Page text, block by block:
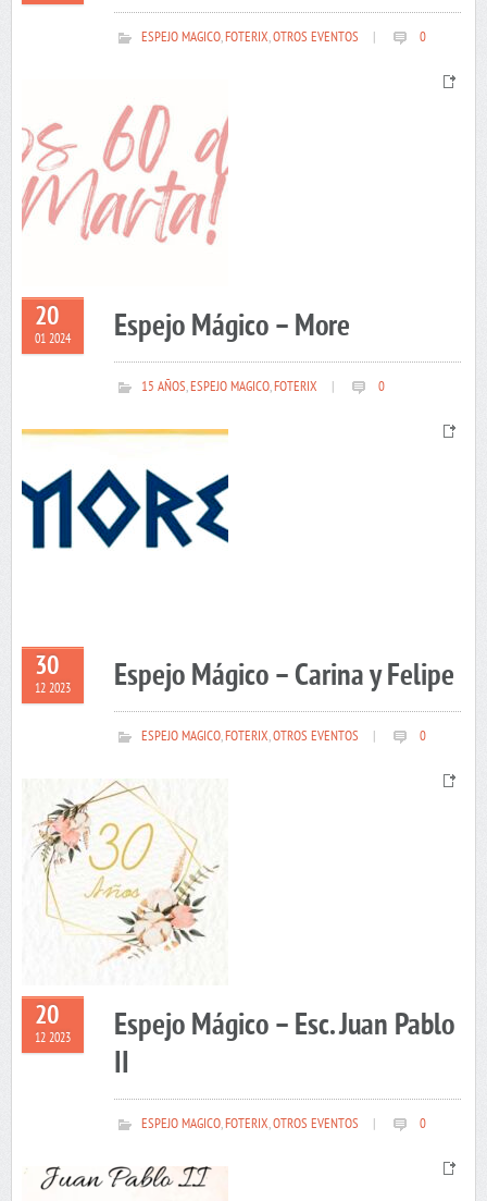
ESPEJO MAGICO,FOTERIX,OTROS EVENTOS 0
20
01 2024 Espejo Mágico – More
15 AÑOS,ESPEJO MAGICO,FOTERIX 0
30
12 2023 Espejo Mágico – Carina y Felipe
ESPEJO MAGICO,FOTERIX,OTROS EVENTOS 0
20
12 2023
Espejo Mágico – Esc. Juan Pablo
II
ESPEJO MAGICO,FOTERIX,OTROS EVENTOS 0